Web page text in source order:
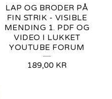
LAP OG BRODER PÅ
FIN STRIK - VISIBLE
MENDING 1. PDF OG
VIDEO I LUKKET
YOUTUBE FORUM
189,00 KR